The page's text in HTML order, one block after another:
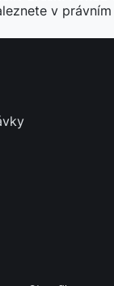
v právním